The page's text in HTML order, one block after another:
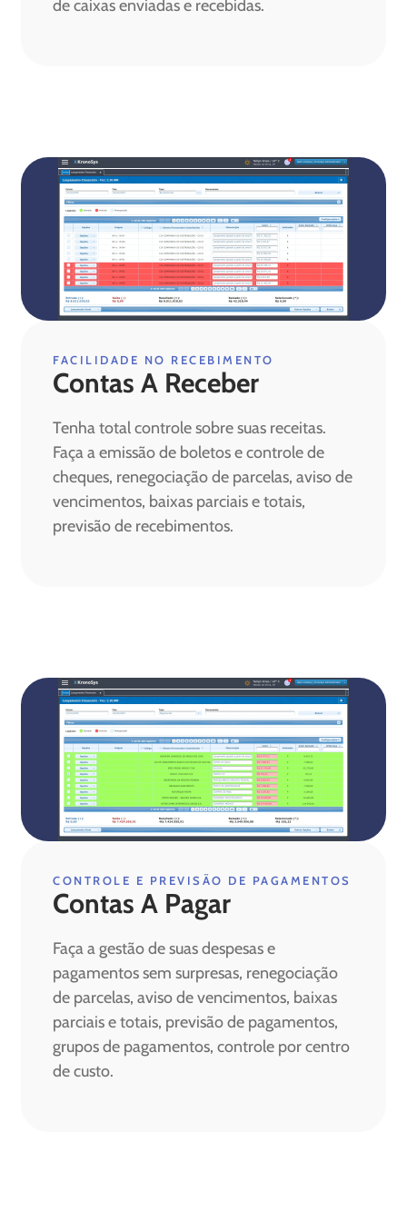
de caixas enviadas e recebidas.
FACILIDADE NO RECEBIMENTO
Contas A Receber
Tenha total controle sobre suas receitas.
Faça a emissão de boletos e controle de
cheques, renegociação de parcelas, aviso de
vencimentos, baixas parciais e totais,
previsão de recebimentos.
CONTROLE E PREVISÃO DE PAGAMENTOS
Contas A Pagar
Faça a gestão de suas despesas e
pagamentos sem surpresas, renegociação
de parcelas, aviso de vencimentos, baixas
parciais e totais, previsão de pagamentos,
grupos de pagamentos, controle por centro
de custo.